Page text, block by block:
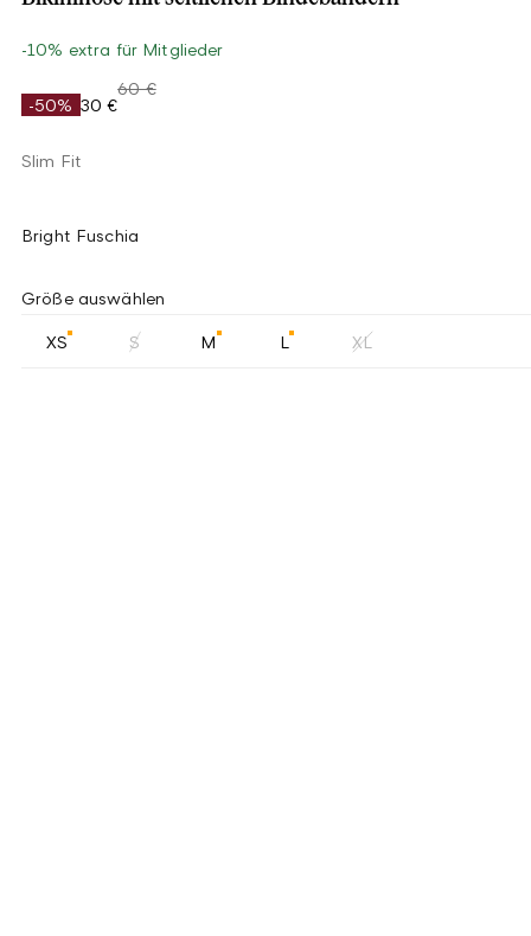
-10% extra für Mitglieder
-50% 30 €
60 €
Slim Fit
Bright Fuschia
Größe auswählen
XS S M L XL